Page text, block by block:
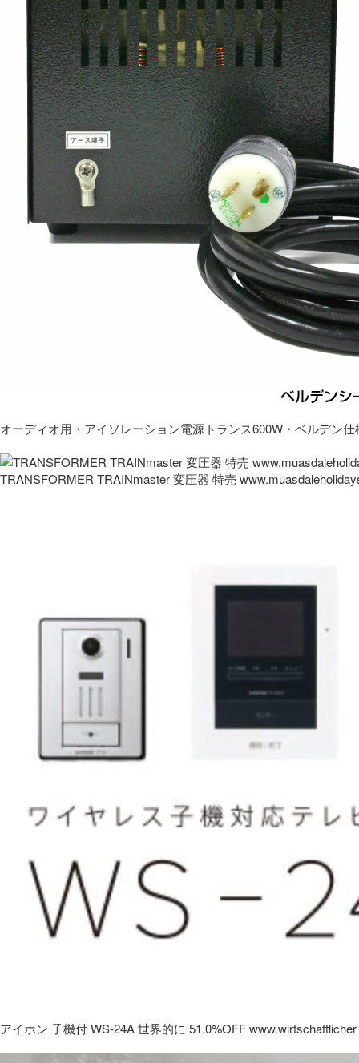
オーディオ用・アイソレーション電源トランス600W・ベルデン仕
TRANSFORMER TRAINmaster 変圧器 特売
アイホン 子機付 WS-24A 世界的に 51.0%OFF www.wirtschaftlicher